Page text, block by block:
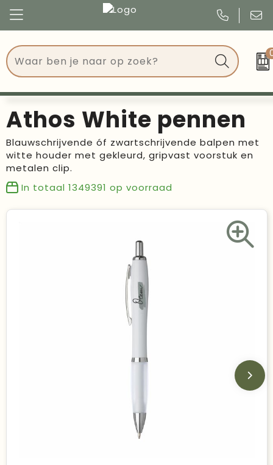
Tassen
Drinkwaren
Events
Give Aways
Geschenken
Congres
Events
Kerst
Verjaardagen
Voetbal, EK en WK
Athos White pennen
Blauwschrijvende óf zwartschrijvende balpen met
witte houder met gekleurd, gripvast voorstuk en
metalen clip.
In totaal 1349391 op voorraad